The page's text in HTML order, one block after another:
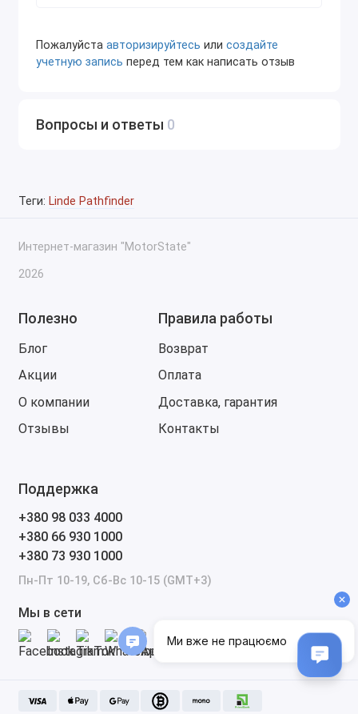
Пожалуйста авторизируйтесь или создайте
учетную запись перед тем как написать отзыв
Вопросы и ответы 0
Теги: Linde Pathfinder
Интернет-магазин "MotorState"
2026
Полезно
Блог
Акции
О компании
Отзывы
Правила работы
Возврат
Оплата
Доставка, гарантия
Контакты
Поддержка
+380 98 033 4000
+380 66 930 1000
+380 73 930 1000
Пн-Пт 10-19, Сб-Вс 10-15 (GMT+3)
Мы в сети